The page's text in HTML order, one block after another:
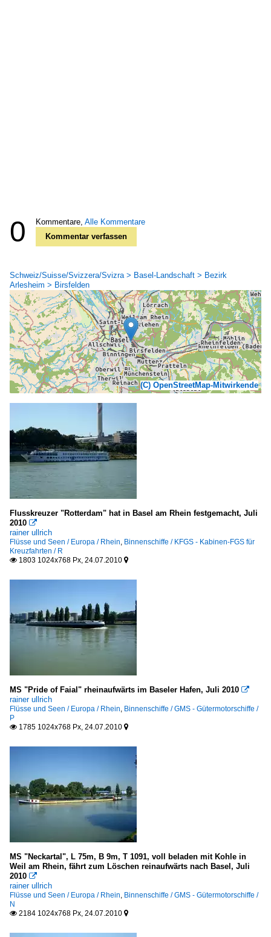
0 Kommentare, Alle Kommentare
Kommentar verfassen
Schweiz/Suisse/Svizzera/Svizra > Basel-Landschaft > Bezirk
Arlesheim > Birsfelden
(C) OpenStreetMap-Mitwirkende
Flusskreuzer "Rotterdam" hat in Basel am Rhein festgemacht, Juli
2010 
rainer ullrich
Flüsse und Seen / Europa / Rhein, Binnenschiffe / KFGS - Kabinen-FGS für
Kreuzfahrten / R
 1803 1024x768 Px, 24.07.2010 
MS "Pride of Faial" rheinaufwärts im Baseler Hafen, Juli 2010 
rainer ullrich
Flüsse und Seen / Europa / Rhein, Binnenschiffe / GMS - Gütermotorschiffe /
P
 1785 1024x768 Px, 24.07.2010 
MS "Neckartal", L 75m, B 9m, T 1091, voll beladen mit Kohle in
Weil am Rhein, fährt zum Löschen reinaufwärts nach Basel, Juli
2010 
rainer ullrich
Flüsse und Seen / Europa / Rhein, Binnenschiffe / GMS - Gütermotorschiffe /
N
 2184 1024x768 Px, 24.07.2010 